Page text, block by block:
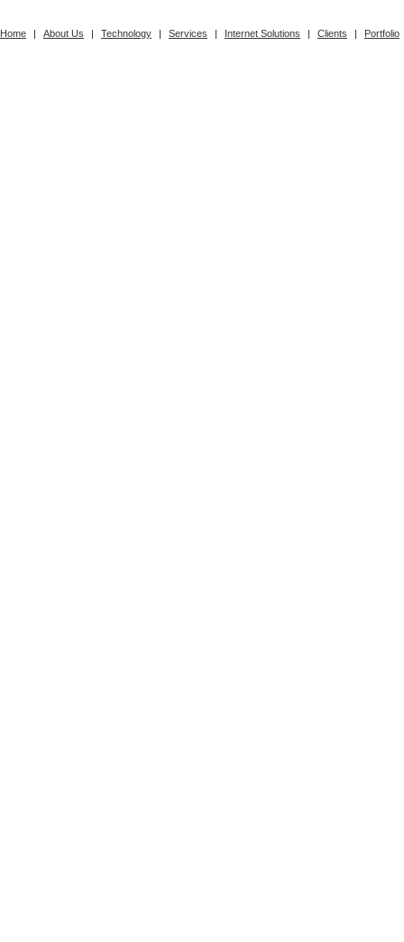
Home | About Us | Technology | Services | Internet Solutions | Clients | Portfolio